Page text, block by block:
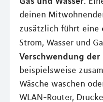
deinen
zusätzlich führt eine
Strom, Wasser und
Verschwendung
beispielsweise
Wäsche waschen
WLAN-Router,